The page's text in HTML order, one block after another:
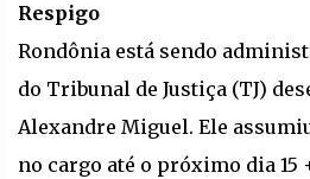
Respigo
Rondônia está sendo
do Tribunal de Justiça (TJ)
Alexandre Miguel. Ele
no cargo até o próximo dia 15